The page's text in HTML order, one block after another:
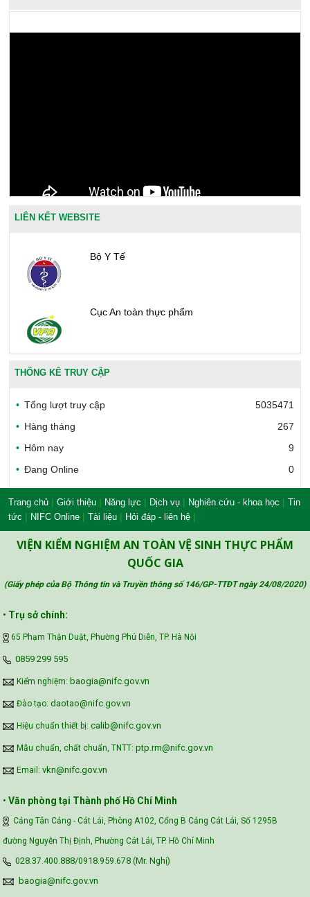
LIÊN KẾT WEBSITE
Bộ Y Tế
Cục An toàn thực phẩm
Văn phòng công nhận chất lượng
Công đoàn Y tế Việt Nam
Safe Food for Growth Project (SAFEGRO)
Vietnam Center for Food Safety Risk
THỐNG KÊ TRUY CẬP
Tổng lượt truy cập
5035471
Hàng tháng
267
Hôm nay
9
Đang Online
0
Trang chủ | Giới thiệu | Năng lực | Dịch vụ | Nghiên cứu - khoa học | Tin
tức | NIFC Online | Tài liệu | Hỏi đáp - liên hệ |
VIỆN KIỂM NGHIỆM AN TOÀN VỆ SINH THỰC PHẨM
QUỐC GIA
(Giấy phép của Bộ Thông tin và Truyền thông số 146/GP-TTĐT ngày 24/08/2020)
• Trụ sở chính:
65 Phạm Thận Duật, Phường Phú Diễn, TP. Hà Nội
‪0859 299 595‬
Kiểm nghiệm: baogia@nifc.gov.vn
Đào tạo: daotao@nifc.gov.vn
Hiệu chuẩn thiết bị: calib@nifc.gov.vn
Mẫu chuẩn, chất chuẩn, TNTT: ptp.rm@nifc.gov.vn
Email: vkn@nifc.gov.vn
• Văn phòng tại Thành phố Hồ Chí Minh
Cảng Tân Cảng - Cát Lái, Phòng A102, Cổng B Cảng Cát Lái, Số 1295B
đường Nguyễn Thị Định, Phường Cát Lái, TP. Hồ Chí Minh
028.37.400.888/0918.959.678 (Mr. Nghị)
baogia@nifc.gov.vn